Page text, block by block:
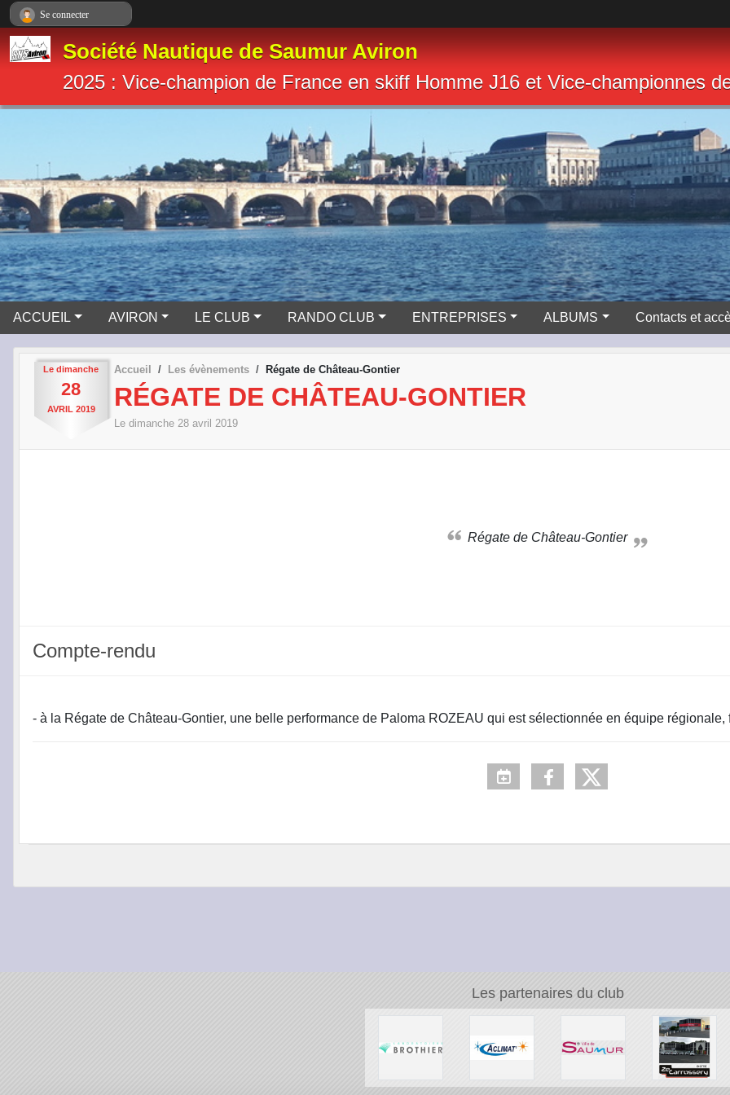
Société Nautique de Saumur Aviron
2025 : Vice-champion de France en skiff Homme J16 et Vice-championnes
ACCUEIL AVIRON LE CLUB RANDO CLUB ENTREPRISES ALBUMS Contacts et
Le dimanche
28
AVRIL 2019
Accueil Les évènements Régate de Château-Gontier
RÉGATE DE CHÂTEAU-GONTIER
Le dimanche 28 avril 2019
Régate de Château-Gontier
Compte-rendu
- à la Régate de Château-Gontier, une belle performance de Paloma ROZEAU qui est sélectionnée en équipe régionale,
Les partenaires du club
Se connecter
Panneau de gestion des cookies